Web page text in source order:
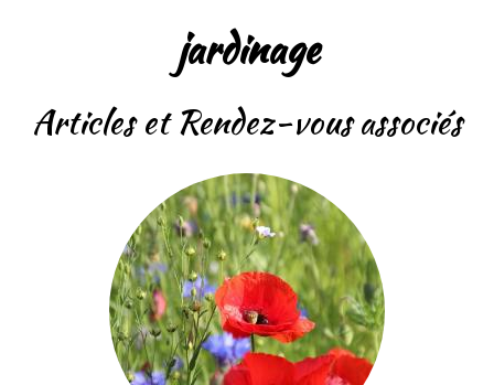
jardinage
Articles et Rendez-vous associés